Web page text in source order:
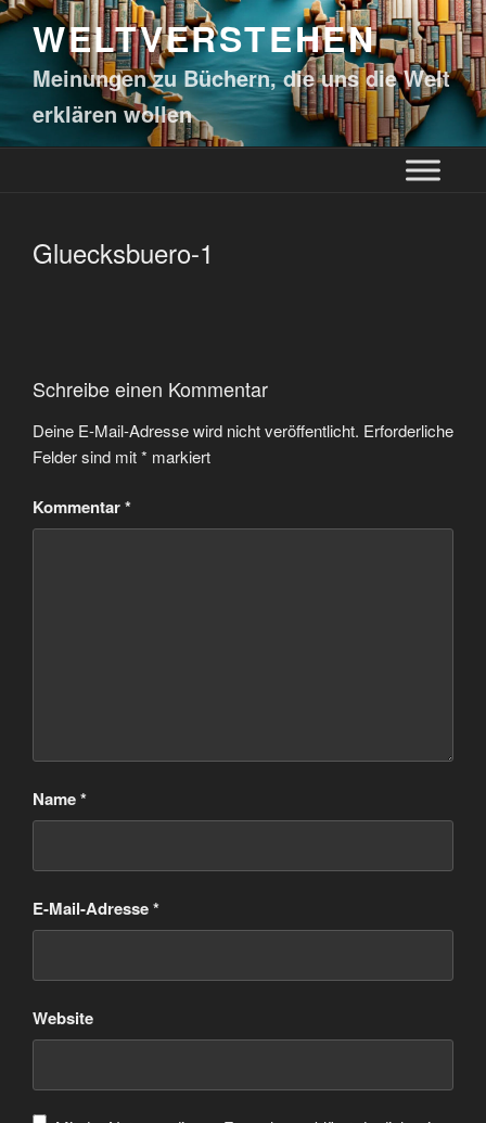
WELTVERSTEHEN
Meinungen zu Büchern, die uns die Welt
erklären wollen
Gluecksbuero-1
Schreibe einen Kommentar
Deine E-Mail-Adresse wird nicht veröffentlicht. Erforderliche
Felder sind mit* markiert
Kommentar*
Name*
E-Mail-Adresse*
Website